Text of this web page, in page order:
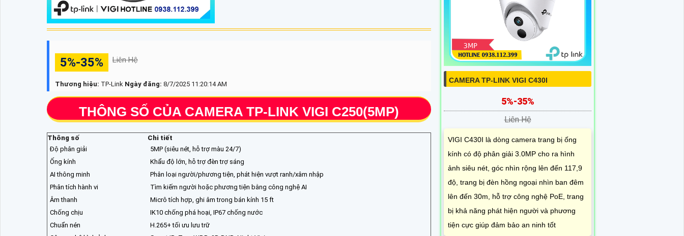
5%-35% Liên Hệ
Thương hiệu: TP-Link Ngày đăng: 8/7/2025 11:20:14 AM
THÔNG SỐ CỦA CAMERA TP-LINK VIGI C250(5MP)
Thông số
Chi tiết
Độ phân giải
5MP (siêu nét, hỗ trợ màu 24/7)
Ống kính
Khẩu độ lớn, hỗ trợ đèn trợ sáng
AI thông minh
Phân loại người/phương tiện, phát hiện vượt ranh/xâm nhập
Phân tích hành vi
Tìm kiếm người hoặc phương tiện bằng công nghệ AI
Âm thanh
Micrô tích hợp, ghi âm trong bán kính 15 ft
Chống chịu
IK10 chống phá hoại, IP67 chống nước
Chuẩn nén
H.265+ tối ưu lưu trữ
CAMERA TP-LINK VIGI C430I
5%-35%
Liên Hệ
VIGI C430I là dòng camera trang bị ống
kính có độ phân giải 3.0MP cho ra hình
ảnh siêu nét, góc nhìn rộng lên đến 117,9
độ, trang bị đèn hồng ngoại nhìn ban đêm
lên đến 30m, hỗ trợ công nghệ PoE, trang
bị khả năng phát hiện người và phương
tiện cực giúp đảm bảo an ninh tốt